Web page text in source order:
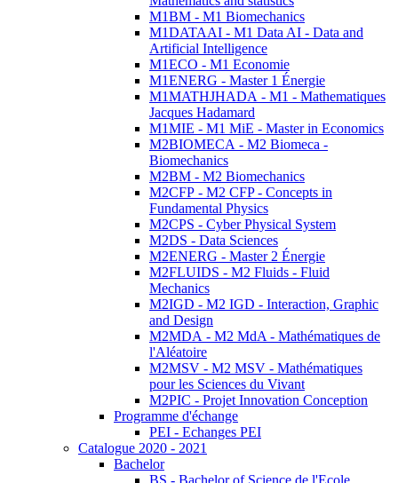
M1BM - M1 Biomechanics
M1DATAAI - M1 Data AI - Data and
Artificial Intelligence
M1ECO - M1 Economie
M1ENERG - Master 1 Énergie
M1MATHJHADA - M1 - Mathematiques
Jacques Hadamard
M1MIE - M1 MiE - Master in Economics
M2BIOMECA - M2 Biomeca -
Biomechanics
M2BM - M2 Biomechanics
M2CFP - M2 CFP - Concepts in
Fundamental Physics
M2CPS - Cyber Physical System
M2DS - Data Sciences
M2ENERG - Master 2 Énergie
M2FLUIDS - M2 Fluids - Fluid
Mechanics
M2IGD - M2 IGD - Interaction, Graphic
and Design
M2MDA - M2 MdA - Mathématiques de
l'Aléatoire
M2MSV - M2 MSV - Mathématiques
pour les Sciences du Vivant
M2PIC - Projet Innovation Conception
Programme d'échange
PEI - Echanges PEI
Catalogue 2020 - 2021
Bachelor
BS - Bachelor of Science de l'Ecole